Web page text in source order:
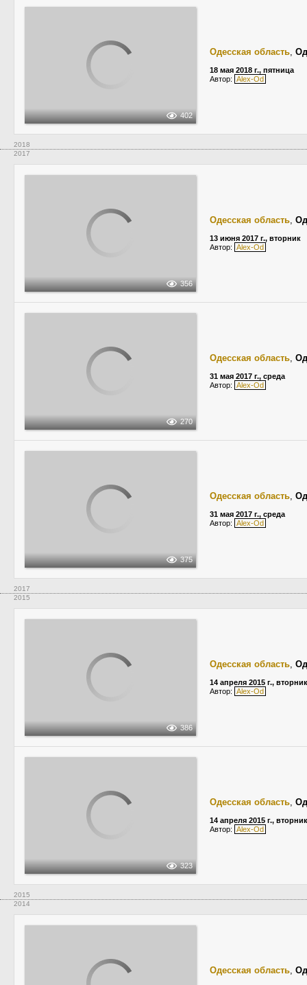
402
Одесская область,
18 мая 2018 г., пятница
Автор: Alex-Od
2018
2017
356
Одесская область,
13 июня 2017 г., вторник
Автор: Alex-Od
270
Одесская область,
31 мая 2017 г., среда
Автор: Alex-Od
375
Одесская область,
31 мая 2017 г., среда
Автор: Alex-Od
2017
2015
386
Одесская область,
14 апреля 2015 г., вторник
Автор: Alex-Od
323
Одесская область,
14 апреля 2015 г., вторник
Автор: Alex-Od
2015
2014
Одесская область,